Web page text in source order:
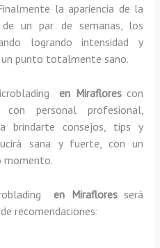
la apariencia de la
un par de semanas, los
logrando intensidad y
punto totalmente sano.
en Miraflores con
con personal profesional,
brindarte consejos, tips y
sana y fuerte, con un
momento.
en Miraflores será
recomendaciones: